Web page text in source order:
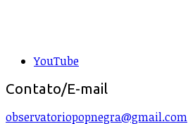
YouTube
Contato/E-mail
observatoriopopnegra@gmail.com